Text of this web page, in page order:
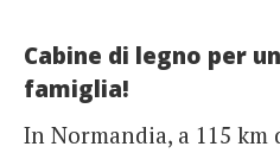
Cabine di legno per
famiglia!
In Normandia, a 115 km